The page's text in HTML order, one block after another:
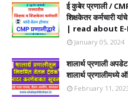
ई कुबेर प्रणाली /
शिक्षकेतर कर्मचारी
| read about
January 05, 2024
शालार्थ प्रणाली
शालार्थ प्रणालीमध्ये
February 11,